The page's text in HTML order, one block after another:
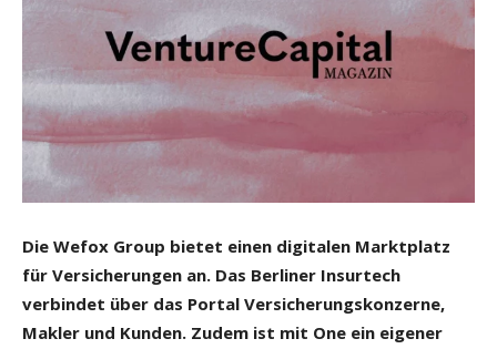
Die Wefox Group bietet einen digitalen Marktplatz
für Versicherungen an. Das Berliner Insurtech
verbindet über das Portal Versicherungskonzerne,
Makler und Kunden. Zudem ist mit One ein eigener